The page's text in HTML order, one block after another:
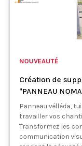
NOUVEAUTÉ
Création de
"PANNEAU
Panneau vélléda,
travailler vos
Transformez les
communication